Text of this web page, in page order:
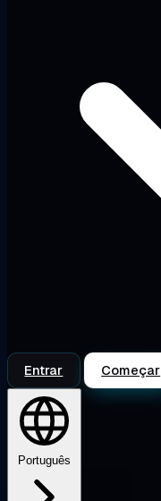
Entrar Começar
Português